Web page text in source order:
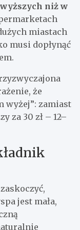
niż w
miastach
musi dopłynąć
że
wyżej”: zamiast
za 30 zł – 12–
jest mała,